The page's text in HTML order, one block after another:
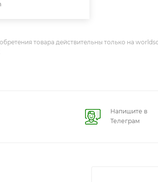
товара действительны только на
Напишите в
Телеграм